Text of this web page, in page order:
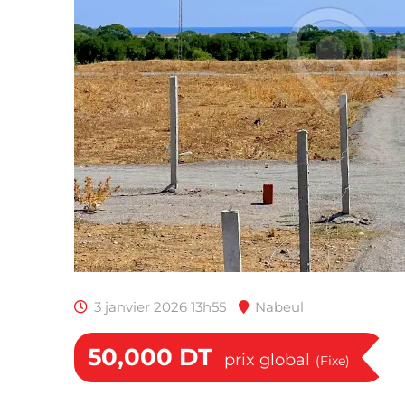
3 janvier 2026 13h55 Nabeul
50,000 DT prix global (Fixe)